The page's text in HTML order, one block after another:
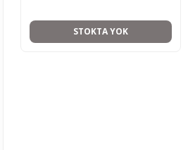
STOKTA YOK